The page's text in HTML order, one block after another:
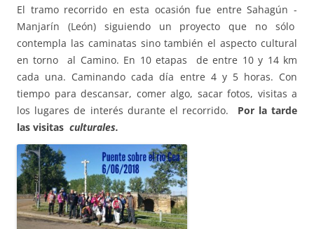
El tramo recorrido en esta ocasión fue entre Sahagún -
Manjarín (León) siguiendo un proyecto que no sólo
contempla las caminatas sino también el aspecto cultural
en torno al Camino. En 10 etapas de entre 10 y 14 km
cada una. Caminando cada día entre 4 y 5 horas. Con
tiempo para descansar, comer algo, sacar fotos, visitas a
los lugares de interés durante el recorrido. Por la tarde
las visitas culturales.